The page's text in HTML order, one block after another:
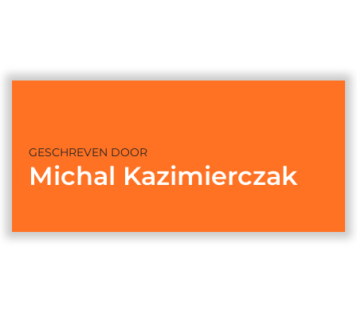
GESCHREVEN DOOR
Michal Kazimierczak